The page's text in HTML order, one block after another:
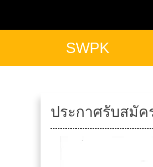
SWPK
ประกาศรับสมัค